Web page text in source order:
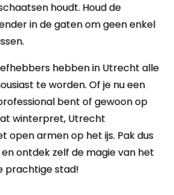
houdt. Houd de
in de gaten om geen enkel
hebben in Utrecht alle
te worden. Of je nu een
bent of gewoon op
winterpret, Utrecht
open armen op het ijs. Pak dus
ontdek zelf de magie van het
prachtige stad!